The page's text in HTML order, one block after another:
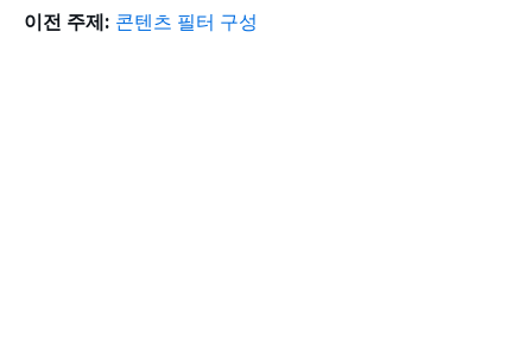
이전 주제: 콘텐츠 필터 구성